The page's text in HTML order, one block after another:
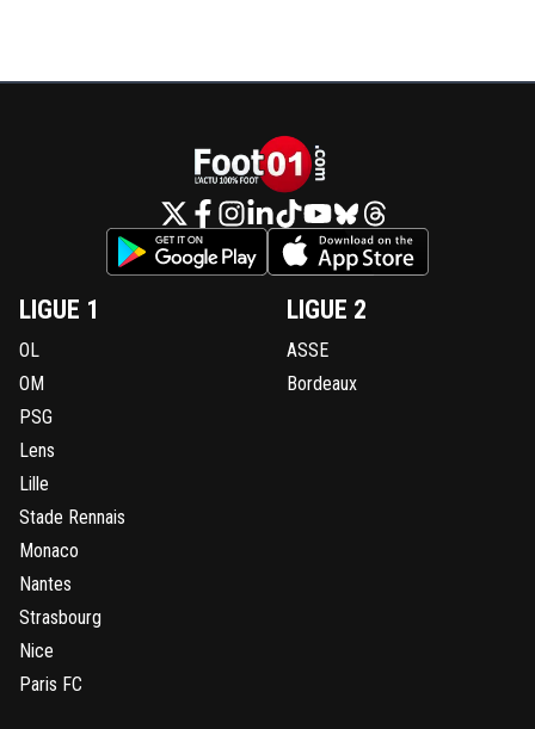
LIGUE 1
OL
OM
PSG
Lens
Lille
Stade Rennais
Monaco
Nantes
Strasbourg
Nice
Paris FC
LIGUE 2
ASSE
Bordeaux